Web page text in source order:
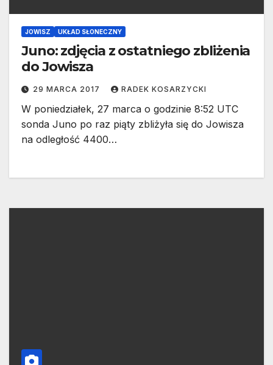
JOWISZ UKŁAD SŁONECZNY
Juno: zdjęcia z ostatniego zbliżenia
do Jowisza
29 MARCA 2017 RADEK KOSARZYCKI
W poniedziałek, 27 marca o godzinie 8:52 UTC
sonda Juno po raz piąty zbliżyła się do Jowisza
na odległość 4400…